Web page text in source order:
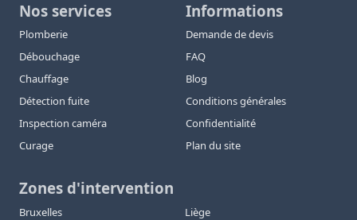
Nos services
Plomberie
Débouchage
Chauffage
Détection fuite
Inspection caméra
Curage
Informations
Demande de devis
FAQ
Blog
Conditions générales
Confidentialité
Plan du site
Zones d'intervention
Bruxelles Liège